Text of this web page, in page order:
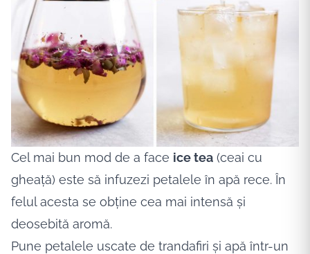
Cel mai bun mod de a face ice tea (ceai cu
gheață) este să infuzezi petalele în apă rece. În
felul acesta se obține cea mai intensă și
deosebită aromă.
Pune petalele uscate de trandafiri și apă într-un